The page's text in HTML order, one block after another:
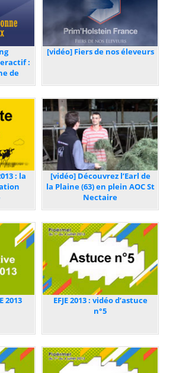
:
de
[vidéo] Fiers de nos éleveurs
: la
[vidéo] Découvrez l’Earl de
la Plaine (63) en plein AOC St
Nectaire
2013
EFJE 2013 : vidéo d’astuce
n°5